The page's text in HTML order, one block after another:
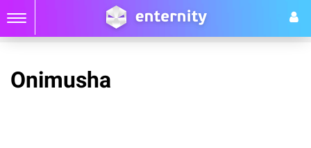
Onimusha